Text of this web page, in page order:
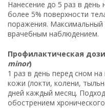
Нанесение до 5 раз в день
более 5% поверхности
поражения.
врачебным наблюдением.
Профилактическая
minor)
1 раз в день перед сном
кожи (локти, колени,
дней каждый месяц.
обострением